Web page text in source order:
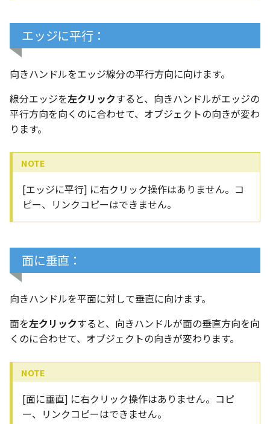
エッジに平行：
向きハンドルをエッジ線分の平行方向に向けます。
線分エッジを左クリックすると、向きハンドルがエッジの
平行方向を向くのに合わせて、オブジェクトの向きが変わ
ります。
[エッジに平行] に右クリック操作はありません。コ
ピー、リンクコピーはできません。
面に垂直：
向きハンドルを平面に対して垂直に向けます。
面を左クリックすると、向きハンドルが面の垂直方向を向
くのに合わせて、オブジェクトの向きが変わります。
[面に垂直] に右クリック操作はありません。コピ
ー、リンクコピーはできません。